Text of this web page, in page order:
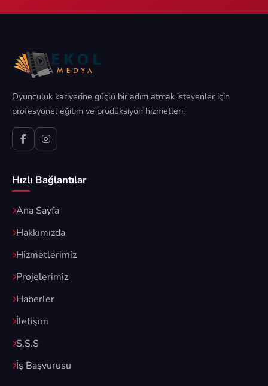
Oyunculuk kariyerine güçlü bir adım atmak isteyenler için
profesyonel eğitim ve prodüksiyon hizmetleri.
Hızlı Bağlantılar
Ana Sayfa
Hakkımızda
Hizmetlerimiz
Projelerimiz
Haberler
İletişim
S.S.S
İş Başvurusu